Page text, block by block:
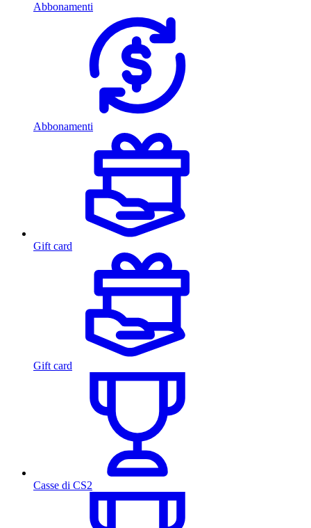
Abbonamenti
Abbonamenti
Gift card
Gift card
Casse di CS2